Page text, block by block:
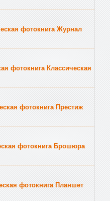
фотокнига Журнал
фотокнига Классическая
фотокнига Престиж
фотокнига Брошюра
фотокнига Планшет